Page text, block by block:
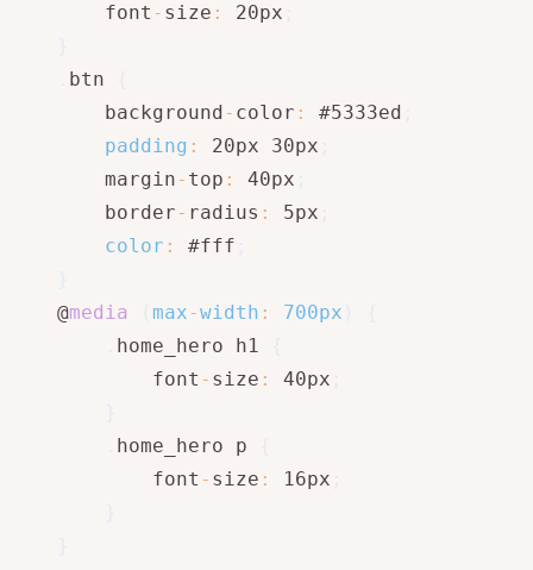
        font
- size : 20px
btn
        background
- color : #5333ed
padding : 20px 30px
        margin
- top : 40px
        border
- radius : 5px
color : #fff
    @
media max-width : 700px
home_hero h1
            font
- size : 40px
home_hero p
            font
- size : 16px